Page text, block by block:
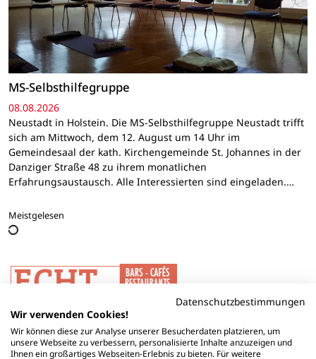
MS-Selbsthilfegruppe
08.08.2026
Neustadt in Holstein. Die MS-Selbsthilfegruppe Neustadt trifft
sich am Mittwoch, dem 12. August um 14 Uhr im
Gemeindesaal der kath. Kirchengemeinde St. Johannes in der
Danziger Straße 48 zu ihrem monatlichen
Erfahrungsaustausch. Alle Interessierten sind eingeladen.…
Meistgelesen
Datenschutzbestimmungen
Wir verwenden Cookies!
Wir können diese zur Analyse unserer Besucherdaten platzieren, um
unsere Webseite zu verbessern, personalisierte Inhalte anzuzeigen und
Ihnen ein großartiges Webseiten-Erlebnis zu bieten. Für weitere